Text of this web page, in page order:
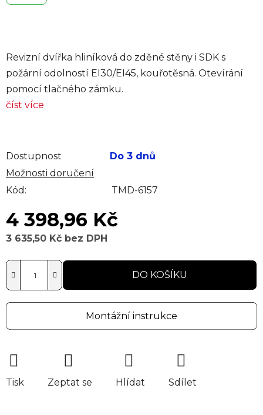
Revizní dvířka hliníková do zděné stěny i SDK s
požární odolností EI30/EI45, kouřotěsná. Otevírání
pomocí tlačného zámku.
číst více
Dostupnost
Do 3 dnů
Možnosti doručení
Kód:
TMD-6157
4 398,96 Kč
3 635,50 Kč bez DPH
DO KOŠÍKU
Montážní instrukce
Tisk Zeptat se Hlídat Sdílet